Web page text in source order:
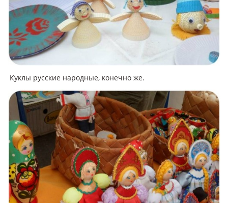
Куклы русские народные, конечно же.